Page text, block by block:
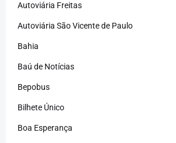
Autoviária Freitas
Autoviária São Vicente de Paulo
Bahia
Baú de Notícias
Bepobus
Bilhete Único
Boa Esperança